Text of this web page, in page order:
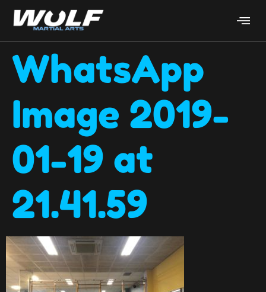
WhatsApp
Image 2019-
01-19 at
21.41.59